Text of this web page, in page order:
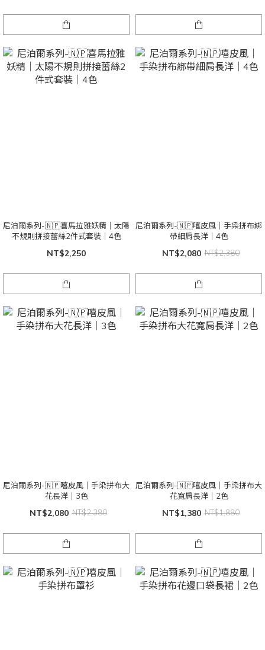
尼泊爾系列-🇳🇵喜馬拉雅妖精｜太陽
不規則拼接蕾絲2件式套裝｜4色
NT$2,250
尼泊爾系列-🇳🇵嘻皮風｜手染拼布綁
帶細肩長洋｜4色
NT$2,080 NT$2,380
尼泊爾系列-🇳🇵嘻皮風｜手染拼布大
花長洋｜3色
NT$2,080 NT$2,380
尼泊爾系列-🇳🇵嘻皮風｜手染拼布大
花寬肩長洋｜2色
NT$1,380 NT$1,880